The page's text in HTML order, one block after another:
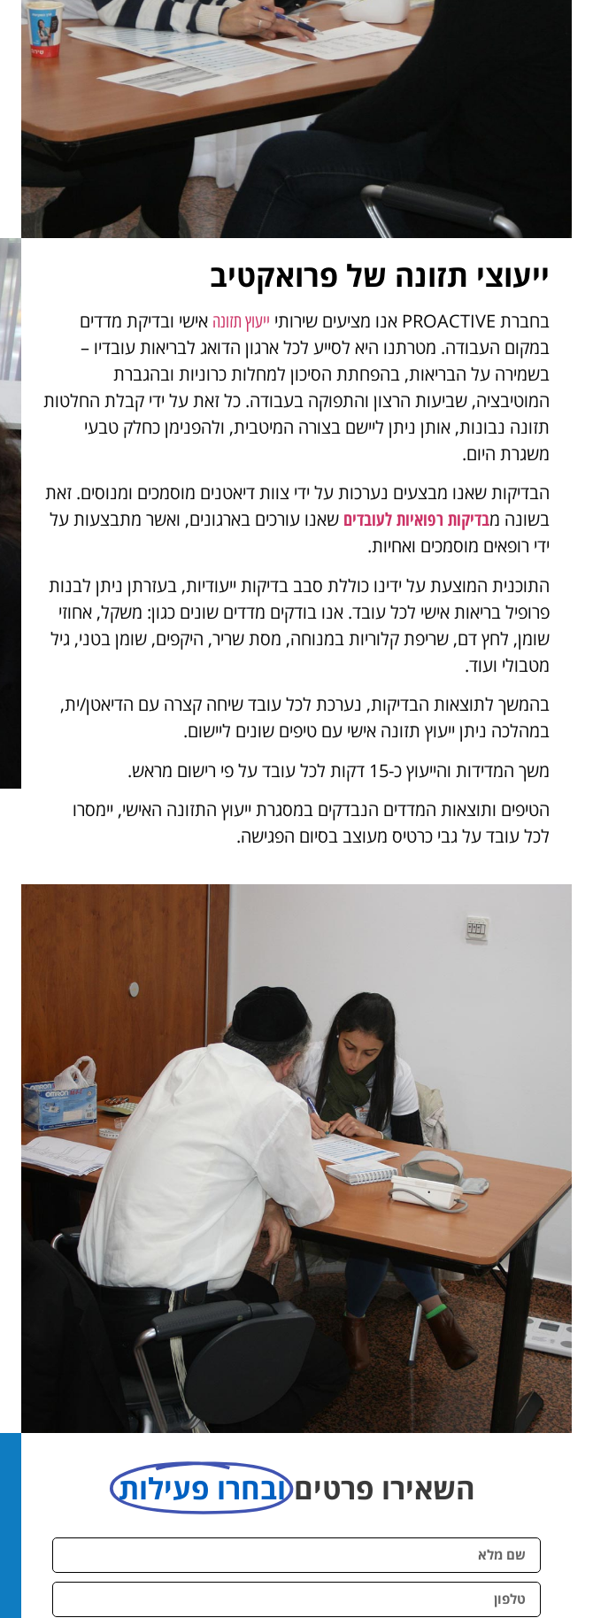
ייעוצי תזונה של פרואקטיב
בחברת PROACTIVE אנו מציעים שירותי ייעוץ תזונה אישי ובדיקת מדדים
במקום העבודה. מטרתנו היא לסייע לכל ארגון הדואג לבריאות עובדיו –
בשמירה על הבריאות, בהפחתת הסיכון למחלות כרוניות ובהגברת
המוטיבציה, שביעות הרצון והתפוקה בעבודה. כל זאת על ידי קבלת החלטות
תזונה נבונות, אותן ניתן ליישם בצורה המיטבית, ולהפנימן כחלק טבעי
משגרת היום.
הבדיקות שאנו מבצעים נערכות על ידי צוות דיאטנים מוסמכים ומנוסים. זאת
בשונה מבדיקות רפואיות לעובדים שאנו עורכים בארגונים, ואשר מתבצעות על
ידי רופאים מוסמכים ואחיות.
התוכנית המוצעת על ידינו כוללת סבב בדיקות ייעודיות, בעזרתן ניתן לבנות
פרופיל בריאות אישי לכל עובד. אנו בודקים מדדים שונים כגון: משקל, אחוזי
שומן, לחץ דם, שריפת קלוריות במנוחה, מסת שריר, היקפים, שומן בטני, גיל
מטבולי ועוד.
בהמשך לתוצאות הבדיקות, נערכת לכל עובד שיחה קצרה עם הדיאטן/ית,
במהלכה ניתן ייעוץ תזונה אישי עם טיפים שונים ליישום.
משך המדידות והייעוץ כ-15 דקות לכל עובד על פי רישום מראש.
הטיפים ותוצאות המדדים הנבדקים במסגרת ייעוץ התזונה האישי, יימסרו
לכל עובד על גבי כרטיס מעוצב בסיום הפגישה.
השאירו פרטים ובחרו פעילות